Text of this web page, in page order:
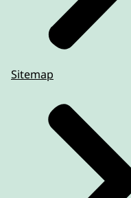
Sitemap